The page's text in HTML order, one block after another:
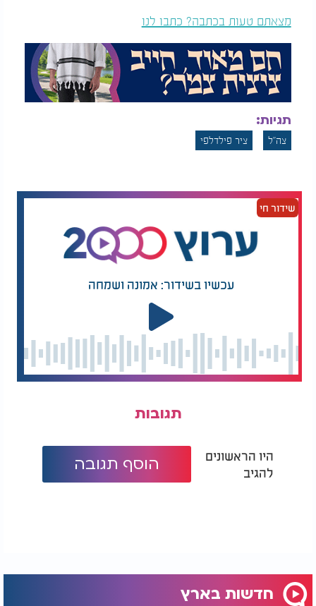
מצאתם טעות בכתבה? כתבו לנו
תגיות:
צה"ל ציר פילדלפי
שידור חי
עכשיו בשידור: אמונה ושמחה
תגובות
היו הראשונים
להגיב
הוסף תגובה
חדשות בארץ